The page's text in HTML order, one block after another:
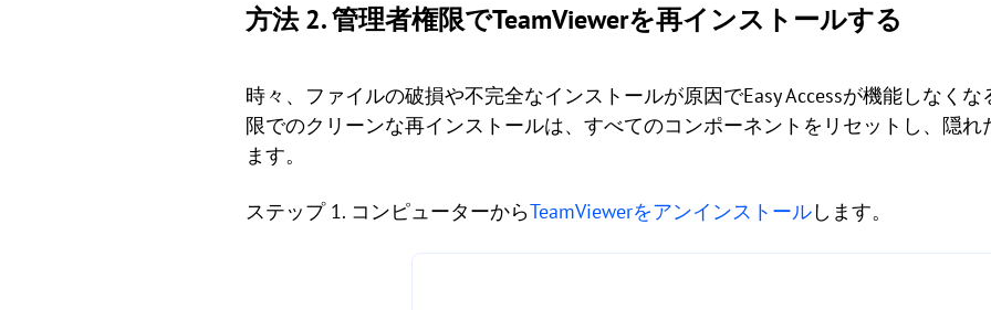
方法 2. 管理者権限でTeamViewerを再インストールする
時々、ファイルの破損や不完全なインストールが原因でEasy Accessが機能しなく
限でのクリーンな再インストールは、すべてのコンポーネントをリセットし、隠れ
ます。
ステップ 1. コンピューターからTeamViewerをアンインストールします。